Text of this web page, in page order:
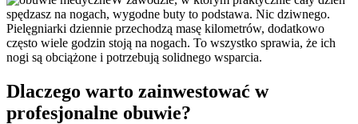
spędzasz na nogach, wygodne buty to podstawa. Nic dziwnego.
Pielęgniarki dziennie przechodzą masę kilometrów, dodatkowo
często wiele godzin stoją na nogach. To wszystko sprawia, że ich
nogi są obciążone i potrzebują solidnego wsparcia.
Dlaczego warto zainwestować w
profesjonalne obuwie?